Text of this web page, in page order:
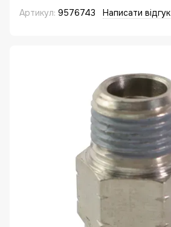
Артикул: 9576743 Написати відгук